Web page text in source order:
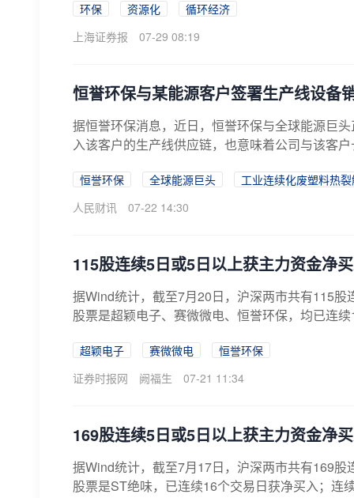
环保 资源化
循环经济
上海证券报
07-29 08:19
恒誉环保与某能源客户签署生产线设备
据恒誉环保消息，近日，恒誉环保与全球能源巨
入该客户的生产线供应链，也意味着公司与该客
恒誉环保 全球能源巨头
工业连续化废塑料热
人民财讯
07-22 14:30
115股连续5日或5日以上获主力资金净
据Wind统计，截至7月20日，沪深两市共有115
股票是超颖电子、赛微微电、恒誉环保，均已连
超颖电子 赛微微电
恒誉环保
证券时报网
阙福生 07-21 11:34
169股连续5日或5日以上获主力资金净
据Wind统计，截至7月17日，沪深两市共有169
股票是ST绝味，已连续16个交易日获净买入；连